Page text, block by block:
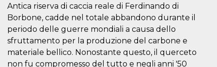
Antica riserva di caccia reale di Ferdinando di
Borbone, cadde nel totale abbandono durante il
periodo delle guerre mondiali a causa dello
sfruttamento per la produzione del carbone e
materiale bellico. Nonostante questo, il querceto
non fu compromesso del tutto e negli anni '50
que se